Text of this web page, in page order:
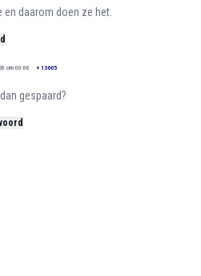
en daarom doen ze het.
om 00:06 + 13605
gespaard?